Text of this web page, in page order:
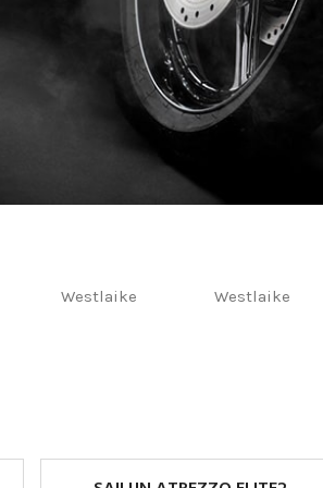
Westlaike Westlaike